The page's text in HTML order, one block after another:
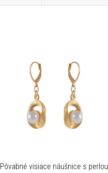
Pôvabné visiace náušnice s perlou